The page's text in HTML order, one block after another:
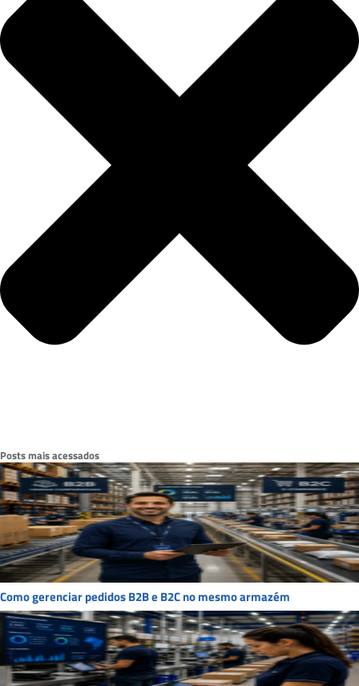
Posts mais acessados
Como gerenciar pedidos B2B e B2C no mesmo armazém